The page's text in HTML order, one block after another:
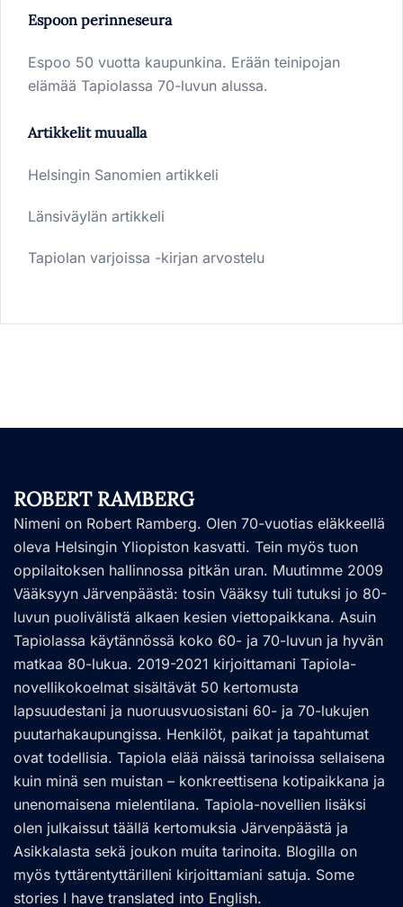
Espoon perinneseura
Espoo 50 vuotta kaupunkina. Erään teinipojan
elämää Tapiolassa 70-luvun alussa.
Artikkelit muualla
Helsingin Sanomien artikkeli
Länsiväylän artikkeli
Tapiolan varjoissa -kirjan arvostelu
ROBERT RAMBERG
Nimeni on Robert Ramberg. Olen 70-vuotias eläkkeellä
oleva Helsingin Yliopiston kasvatti. Tein myös tuon
oppilaitoksen hallinnossa pitkän uran. Muutimme 2009
Vääksyyn Järvenpäästä: tosin Vääksy tuli tutuksi jo 80-
luvun puolivälistä alkaen kesien viettopaikkana. Asuin
Tapiolassa käytännössä koko 60- ja 70-luvun ja hyvän
matkaa 80-lukua. 2019-2021 kirjoittamani Tapiola-
novellikokoelmat sisältävät 50 kertomusta
lapsuudestani ja nuoruusvuosistani 60- ja 70-lukujen
puutarhakaupungissa. Henkilöt, paikat ja tapahtumat
ovat todellisia. Tapiola elää näissä tarinoissa sellaisena
kuin minä sen muistan – konkreettisena kotipaikkana ja
unenomaisena mielentilana. Tapiola-novellien lisäksi
olen julkaissut täällä kertomuksia Järvenpäästä ja
Asikkalasta sekä joukon muita tarinoita. Blogilla on
myös tyttärentyttärilleni kirjoittamiani satuja. Some
stories I have translated into English.